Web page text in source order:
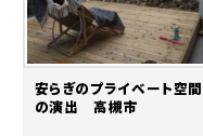
安らぎのプライベート空間
の演出 高槻市